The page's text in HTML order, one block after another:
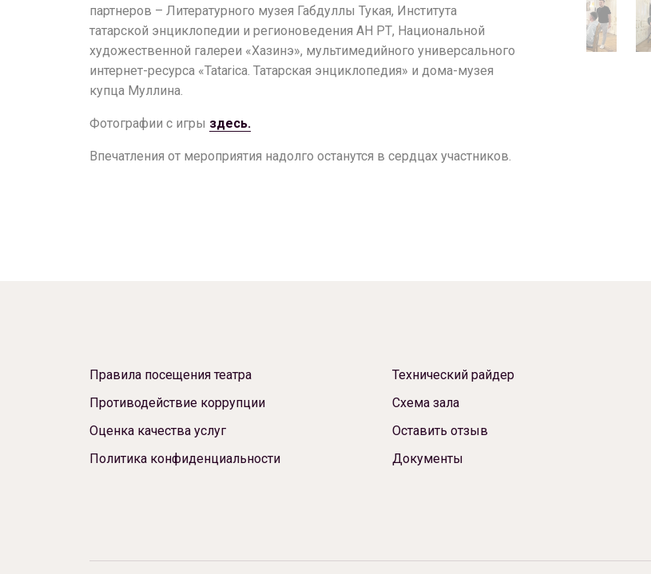
партнеров – Литературного музея Габдуллы Тукая, Института
татарской энциклопедии и регионоведения АН РТ, Национальной
художественной галереи «Хазинэ», мультимедийного универсального
интернет-ресурса «Tatarica. Татарская энциклопедия» и дома-музея
купца Муллина.
Фотографии с игры здесь.
Впечатления от мероприятия надолго останутся в сердцах участников.
Правила посещения театра
Противодействие коррупции
Оценка качества услуг
Политика конфиденциальности
Технический райдер
Схема зала
Оставить отзыв
Документы